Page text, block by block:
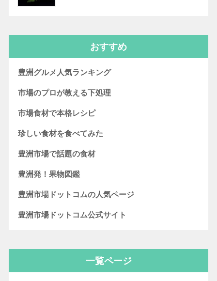
おすすめ
豊洲グルメ人気ランキング
市場のプロが教える下処理
市場食材で本格レシピ
珍しい食材を食べてみた
豊洲市場で話題の食材
豊洲発！果物図鑑
豊洲市場ドットコムの人気ページ
豊洲市場ドットコム公式サイト
一覧ページ